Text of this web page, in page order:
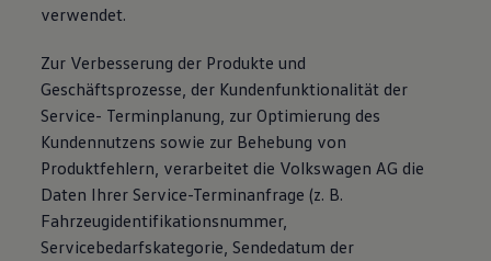
verwendet.
Zur Verbesserung der Produkte und
Geschäftsprozesse, der Kundenfunktionalität der
Service- Terminplanung, zur Optimierung des
Kundennutzens sowie zur Behebung von
Produktfehlern, verarbeitet die Volkswagen AG die
Daten Ihrer Service-Terminanfrage (z. B.
Fahrzeugidentifikationsnummer,
Servicebedarfskategorie, Sendedatum der